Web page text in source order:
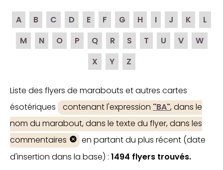
A B C D E F G H I J K
L
M
N O P Q R S T U V
W
X
Y Z
Liste des flyers de marabouts et autres cartes
ésotériques
contenant l'expression "BA", dans le
nom du marabout, dans le texte du flyer, dans les
commentaires
en partant du plus récent (date
d'insertion dans la base) : 1494 flyers trouvés.